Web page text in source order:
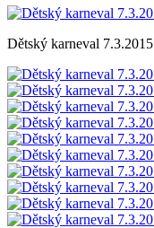
Dětský karneval 7.3.2015